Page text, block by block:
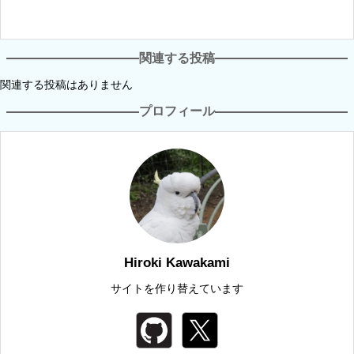
関連する投稿
関連する投稿はありません
プロフィール
Hiroki Kawakami
サイトを作り替えています